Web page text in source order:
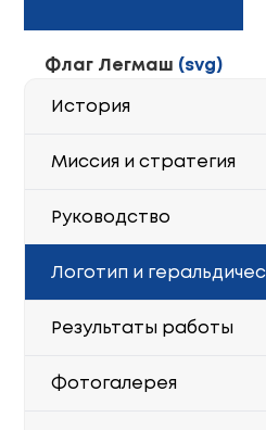
Флаг Легмаш (svg)
История
Миссия и стратегия
Руководство
Логотип и
Результаты работы
Фотогалерея